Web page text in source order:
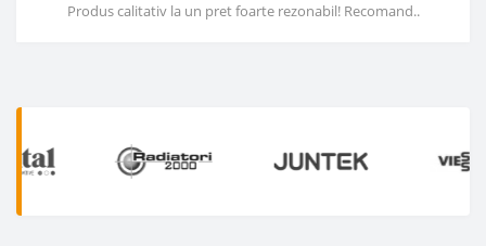
Produs calitativ la un pret foarte rezonabil! Recomand..